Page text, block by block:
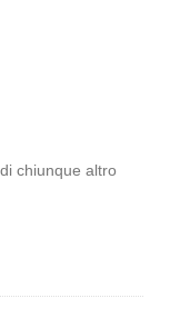
chiunque altro